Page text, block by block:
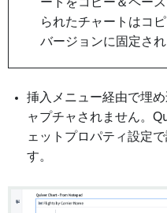
られたチャートはコ
バージョンに固定され
挿入メニュー経由で埋
ャプチャされません。
ェットプロパティ設定
す。